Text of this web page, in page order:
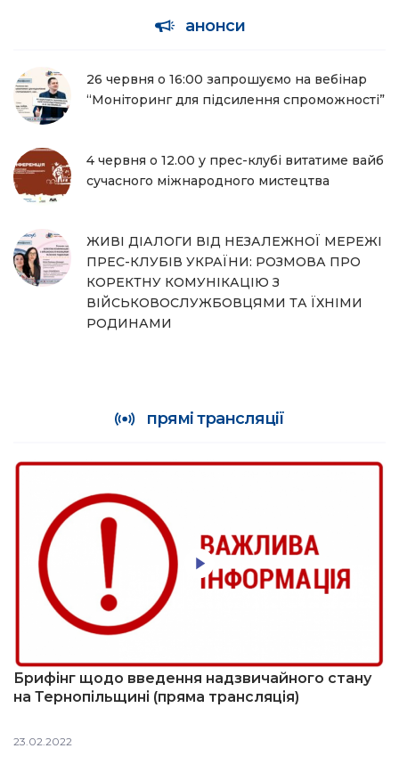
анонси
26 червня о 16:00 запрошуємо на вебінар
“Моніторинг для підсилення спроможності”
4 червня о 12.00 у прес-клубі витатиме вайб
сучасного міжнародного мистецтва
ЖИВІ ДІАЛОГИ ВІД НЕЗАЛЕЖНОЇ МЕРЕЖІ
ПРЕС-КЛУБІВ УКРАЇНИ: РОЗМОВА ПРО
КОРЕКТНУ КОМУНІКАЦІЮ З
ВІЙСЬКОВОСЛУЖБОВЦЯМИ ТА ЇХНІМИ
РОДИНАМИ
прямі трансляції
Брифінг щодо введення надзвичайного стану
на Тернопільщині (пряма трансляція)
23.02.2022